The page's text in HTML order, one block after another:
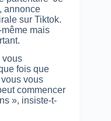
annonce
sur Tiktok.
même mais
vous
fois que
vous
commencer
», insiste-t-